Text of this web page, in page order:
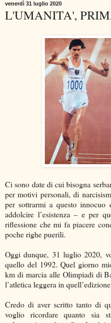
venerdì 31 luglio 2020
L'UMANITA',
Ci sono date di cui bisogna
per motivi personali, di
per sottrarmi a questo
addolcire l’esistenza – e per
riflessione che mi fa piacere
poche righe puerili.
Oggi dunque, 31 luglio 2020,
quello del 1992. Quel giorno
km di marcia alle Olimpiadi di
l’atletica leggera in
Credo di aver scritto tanto di
voglio ricordare quanto sia